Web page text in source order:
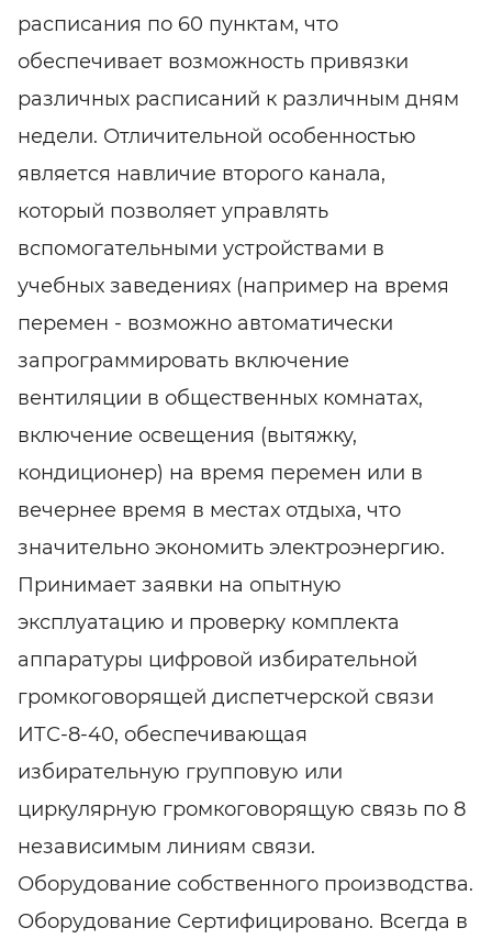
расписания по 60 пунктам, что
обеспечивает возможность привязки
различных расписаний к различным дням
недели. Отличительной особенностью
является навличие второго канала,
который позволяет управлять
вспомогательными устройствами в
учебных заведениях (например на время
перемен - возможно автоматически
запрограммировать включение
вентиляции в общественных комнатах,
включение освещения (вытяжку,
кондиционер) на время перемен или в
вечернее время в местах отдыха, что
значительно экономить электроэнергию.
Принимает заявки на опытную
эксплуатацию и проверку комплекта
аппаратуры цифровой избирательной
громкоговорящей диспетчерской связи
ИТС-8-40, обеспечивающая
избирательную групповую или
циркулярную громкоговорящую связь по 8
независимым линиям связи.
Оборудование собственного производства.
Оборудование Сертифицировано. Всегда в